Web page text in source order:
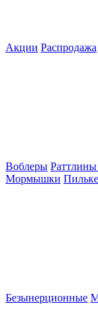
Акции Распродажа
Воблеры
Мормышки
Безынерционные